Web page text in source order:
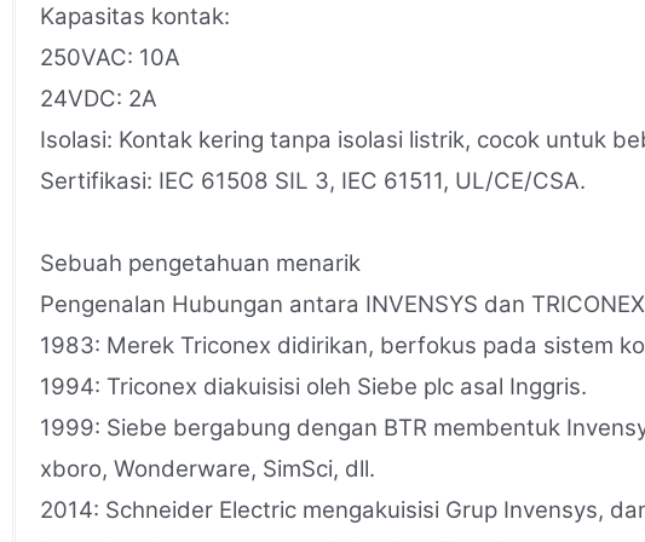
Kapasitas kontak:
250VAC: 10A
24VDC: 2A
Isolasi: Kontak kering tanpa isolasi listrik, cocok untuk
Sertifikasi: IEC 61508 SIL 3, IEC 61511, UL/CE/CSA.
Sebuah pengetahuan menarik
Pengenalan Hubungan antara INVENSYS dan TRICONEX
1983: Merek Triconex didirikan, berfokus pada sistem
1994: Triconex diakuisisi oleh Siebe plc asal Inggris.
1999: Siebe bergabung dengan BTR membentuk
xboro, Wonderware, SimSci, dll.
2014: Schneider Electric mengakuisisi Grup Invensys,